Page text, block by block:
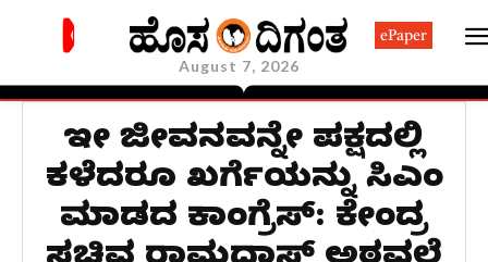
August 7, 2026
ePaper
ಇಡೀ ಜೀವನವನ್ನೇ ಪಕ್ಷದಲ್ಲಿ
ಕಳೆದರೂ ಖರ್ಗೆಯನ್ನು ಸಿಎಂ
ಮಾಡದ ಕಾಂಗ್ರೆಸ್: ಕೇಂದ್ರ